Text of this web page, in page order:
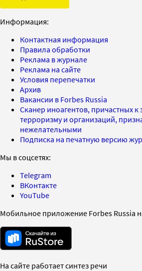
Информация:
Контактная информация
Правила обработки
Реклама в журнале
Реклама на сайте
Условия перепечатки
Архив
Вакансии в Forbes Russia
Сканер иноагентов, причастных к
терроризму и организаций,
нежелательными
Подписка на печатную версию
Мы в соцсетях:
Telegram
ВКонтакте
YouTube
Мобильное приложение Forbes Russia
На сайте работает синтез речи